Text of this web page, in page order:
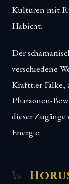
Kulturen mit
Habicht.
Der
verschiedene
Krafttier Falke,
Pharaonen-
dieser
Energie.